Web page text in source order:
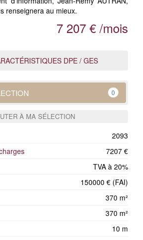
renseignera au mieux.
7 207 € /mois
DPE / GES
0
À MA SÉLECTION
2093
7207 €
TVA à 20%
150000 € (FAI)
370 m²
370 m²
10 m